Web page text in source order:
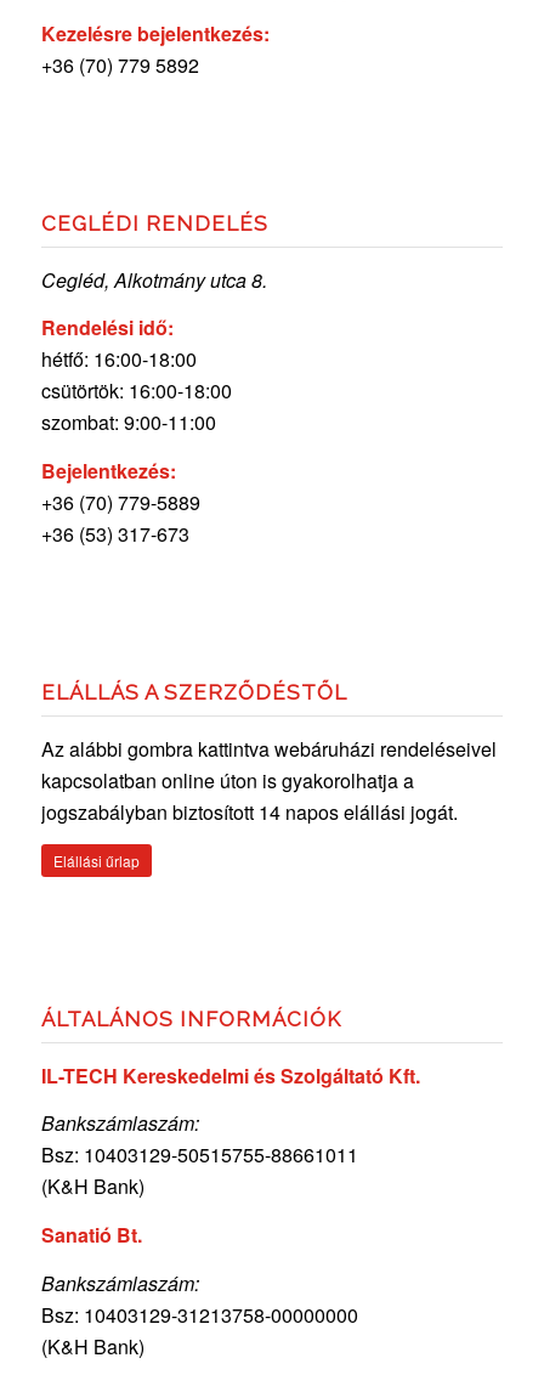
Kezelésre bejelentkezés:
+36 (70) 779 5892
CEGLÉDI RENDELÉS
Cegléd, Alkotmány utca 8.
Rendelési idő:
hétfő: 16:00-18:00
csütörtök: 16:00-18:00
szombat: 9:00-11:00
Bejelentkezés:
+36 (70) 779-5889
+36 (53) 317-673
ELÁLLÁS A SZERZŐDÉSTŐL
Az alábbi gombra kattintva webáruházi rendeléseivel
kapcsolatban online úton is gyakorolhatja a
jogszabályban biztosított 14 napos elállási jogát.
Elállási űrlap
ÁLTALÁNOS INFORMÁCIÓK
IL-TECH Kereskedelmi és Szolgáltató Kft.
Bankszámlaszám:
Bsz: 10403129-50515755-88661011
(K&H Bank)
Sanatió Bt.
Bankszámlaszám:
Bsz: 10403129-31213758-00000000
(K&H Bank)